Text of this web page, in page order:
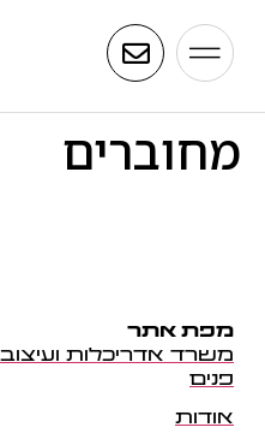
מחוברים
מפת אתר
משרד אדריכלות ועיצוב
פנים
אודות